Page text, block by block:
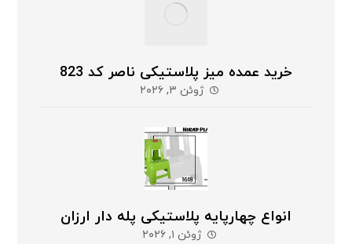
خرید عمده میز پلاستیکی ناصر کد 823
ژوئن ۳, ۲۰۲۶
انواع چهارپایه پلاستیکی پله دار ارزان
ژوئن ۱, ۲۰۲۶